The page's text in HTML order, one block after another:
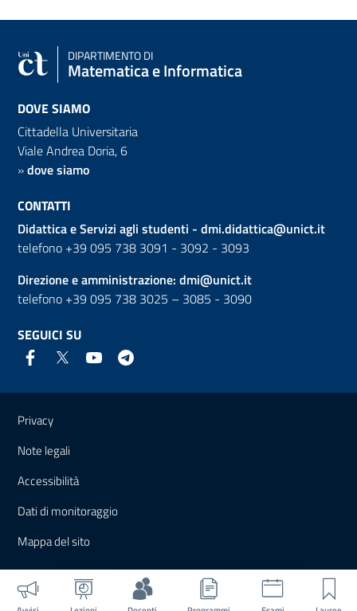
DIPARTIMENTO DI
Matematica e Informatica
DOVE SIAMO
Cittadella Universitaria
Viale Andrea Doria, 6
»dove siamo
CONTATTI
Didattica e Servizi agli studenti - dmi.didattica@unict.it
telefono +39 095 738 3091 - 3092 - 3093
Direzione e amministrazione: dmi@unict.it
telefono +39 095 738 3025 – 3085 - 3090
SEGUICI SU
Link e informazioni utili
Privacy
Note legali
Accessibilità
Dati di monitoraggio
Mappa del sito